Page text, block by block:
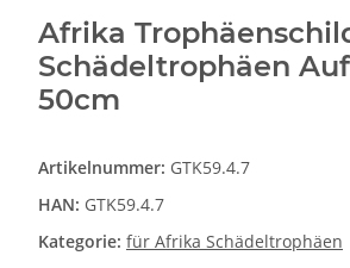
Afrika
Schädeltrophäen
50cm
Artikelnummer: GTK59.4.7
HAN: GTK59.4.7
Kategorie: für Afrika Schädeltrophäen